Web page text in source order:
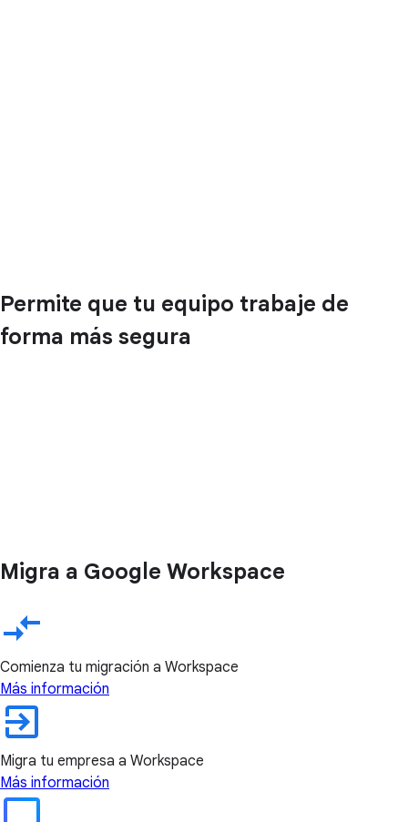
Permite que tu equipo trabaje de
forma más segura
Migra a Google Workspace
Comienza tu migración a Workspace
Más información
Migra tu empresa a Workspace
Más información